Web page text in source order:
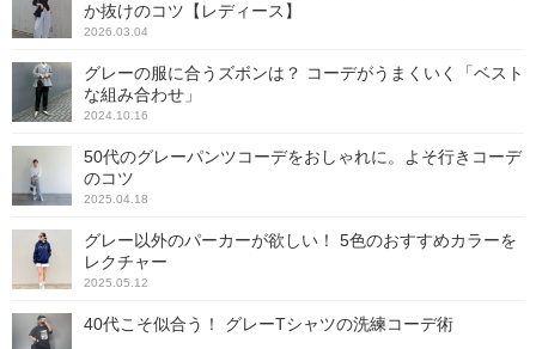
か抜けのコツ【レディース】
2026.03.04
グレーの服に合うズボンは？ コーデがうまくいく「ベスト
な組み合わせ」
2024.10.16
50代のグレーパンツコーデをおしゃれに。よそ行きコーデ
のコツ
2025.04.18
グレー以外のパーカーが欲しい！ 5色のおすすめカラーを
レクチャー
2025.05.12
40代こそ似合う！ グレーTシャツの洗練コーデ術